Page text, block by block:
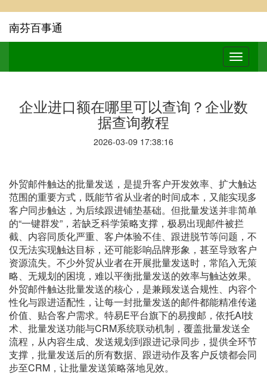
南芬百事通
企业进口额在哪里可以查询？企业数
据查询教程
2026-03-09 17:38:16
外贸邮件触达的批量发送，是提升客户开发效率、扩大触达
范围的重要方式，既能节省从业者的时间成本，又能实现多
客户同步触达，为后续跟进铺垫基础。但批量发送并非简单
的“一键群发”，若缺乏科学策略支撑，极易出现邮件被拦
截、内容同质化严重、客户体验不佳、跟进脱节等问题，不
仅无法实现触达目标，还可能影响品牌形象，甚至导致客户
资源流失。不少外贸从业者在开展批量发送时，常陷入无策
略、无规划的困境，难以平衡批量发送的效率与触达效果。
外贸邮件触达批量发送的核心，是兼顾发送合规性、内容个
性化与跟进适配性，让每一封批量发送的邮件都能精准传递
价值、贴合客户需求。特易E平台旗下的易搜邮，依托AI技
术、批量发送功能与CRM系统联动机制，覆盖批量发送全
流程，从内容生成、发送规划到跟进记录同步，提供全环节
支撑，批量发送后的所有数据、跟进动作及客户反馈都会同
步至CRM，让批量发送策略落地见效。